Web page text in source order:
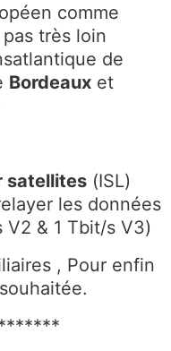
comme
très loin
de
Bordeaux et
satellites (ISL)
les données
& 1 Tbit/s V3)
, Pour enfin